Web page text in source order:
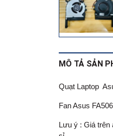
MÔ TẢ SẢN
Quạt Laptop
Fan Asus
Lưu ý : Giá trên